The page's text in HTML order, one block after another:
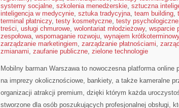
systemy socjalne, szkolenia menedżerskie, sztuczna
inteligencja w medycynie, sztuka tradycyjna, team building,
terminal płatniczy, testy kosmetyczne, testy psychologiczne
treści, usługi chmurowe, wolontariat młodzieżowy, wsparcie
zespołowa, wspomaganie rozwoju, wynajem krótkoterminowy
zarządzanie marketingiem, zarządzanie płatnościami,
zmianami, zaufanie publiczne, zielone technologie
Mobilny barman Warszawa to nowoczesna platforma online
na imprezy okolicznościowe, bankiety, a także kameralne
organizacji atrakcji premium, dzięki którym każda
stworzone dla osób poszukujących profesjonalnej obsługi,